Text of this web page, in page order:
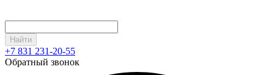
Найти
+7 831 231-20-55
Обратный звонок